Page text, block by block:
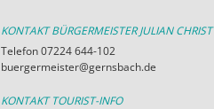
KONTAKT BÜRGERMEISTER JULIAN CHRIST
Telefon 07224 644-102
buergermeister@gernsbach.de
KONTAKT TOURIST-INFO